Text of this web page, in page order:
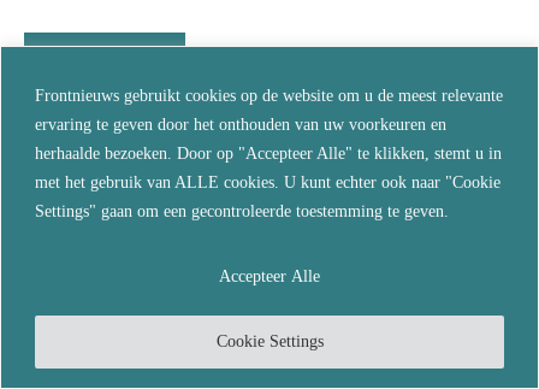
Frontnieuws gebruikt cookies op de website om u de meest relevante
ervaring te geven door het onthouden van uw voorkeuren en
herhaalde bezoeken. Door op "Accepteer Alle" te klikken, stemt u in
met het gebruik van ALLE cookies. U kunt echter ook naar "Cookie
Settings" gaan om een gecontroleerde toestemming te geven.
Cookie Settings
Accepteer Alle
EUROPESE UNIE
Nederlandse experiment om de bevolking
te...
augustus 9, 2026
augustus 7, 2026
De winter komt eraan: Europa stevent af op
een dubbele energiecrisis